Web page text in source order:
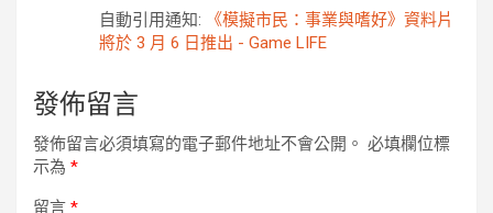
自動引用通知:
《模擬市民：事業與嗜好》資料片
將於 3 月 6 日推出 - Game LIFE
發佈留言
發佈留言必須填寫的電子郵件地址不會公開。 必填欄位標
示為 *
留言 *